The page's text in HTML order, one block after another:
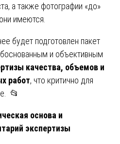
а также фотографии «до»
имеются.
будет подготовлен пакет
и объективным
качества, объемов и
работ, что критично для
📂
основа и
экспертизы